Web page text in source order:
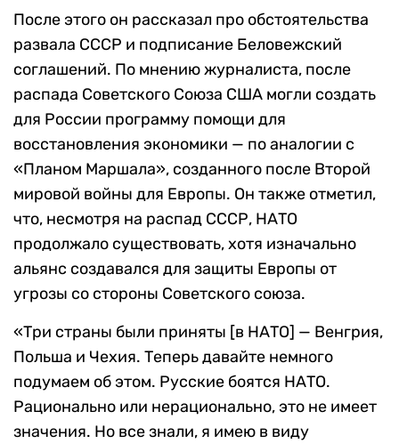
После этого он рассказал про обстоятельства
развала СССР и подписание Беловежский
соглашений. По мнению журналиста, после
распада Советского Союза США могли создать
для России программу помощи для
восстановления экономики — по аналогии с
«Планом Маршала», созданного после Второй
мировой войны для Европы. Он также отметил,
что, несмотря на распад СССР, НАТО
продолжало существовать, хотя изначально
альянс создавался для защиты Европы от
угрозы со стороны Советского союза.
«Три страны были приняты [в НАТО] — Венгрия,
Польша и Чехия. Теперь давайте немного
подумаем об этом. Русские боятся НАТО.
Рационально или нерационально, это не имеет
значения. Но все знали, я имею в виду